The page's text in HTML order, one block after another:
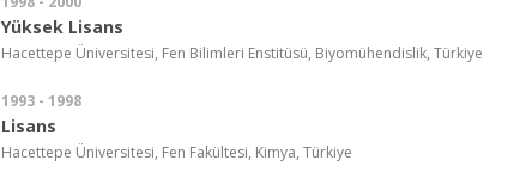
Yüksek Lisans
Hacettepe Üniversitesi, Fen Bilimleri Enstitüsü, Biyomühendislik, Türkiye
1993 - 1998
Lisans
Hacettepe Üniversitesi, Fen Fakültesi, Kimya, Türkiye